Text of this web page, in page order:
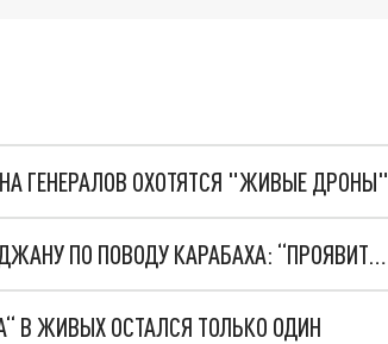
ГЕНЕРАЛОВ ОХОТЯТСЯ "ЖИВЫЕ ДРОНЫ"
В МИД РОССИИ ОБРАТИЛИСЬ К АРМЕНИИ И АЗЕРБАЙДЖАНУ ПО ПОВОДУ КАРАБАХА: “ПРОЯВИТЕ СДЕРЖАННОСТЬ”
В ЖИВЫХ ОСТАЛСЯ ТОЛЬКО ОДИН